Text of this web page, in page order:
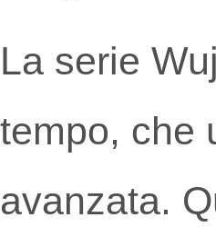
La serie
tempo, che
avanzata.